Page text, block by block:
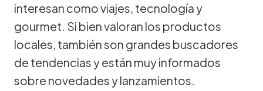
interesan como viajes, tecnología y
gourmet. Si bien valoran los productos
locales, también son grandes buscadores
de tendencias y están muy informados
sobre novedades y lanzamientos.